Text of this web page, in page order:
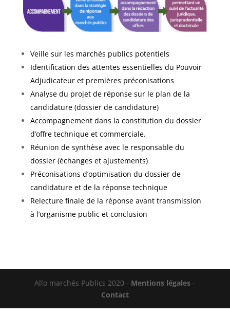
Veille sur les marchés publics potentiels
Identification des attentes essentielles du Pouvoir
Adjudicateur et premières préconisations
Analyse du projet de réponse sur le plan de la
candidature (dossier de candidature)
Accompagnement dans la constitution du dossier
d’offre technique et commerciale.
Réunion de synthèse avec le responsable du
dossier (échanges et ajustements)
Préconisations d’optimisation du dossier de
candidature et de la réponse technique
Relecture finale de la réponse avant transmission
à l’organisme public et conclusion
Allo marchés Publics 2020 - Mentions légales -
Contact